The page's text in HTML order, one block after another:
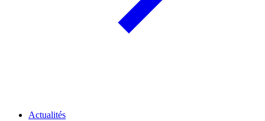
Actualités